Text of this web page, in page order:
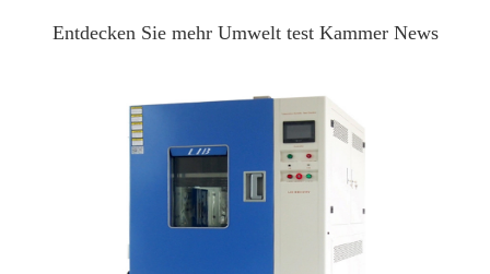
Entdecken Sie mehr Umwelt test Kammer News